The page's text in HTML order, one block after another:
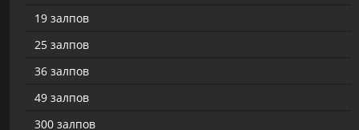
19 залпов
25 залпов
36 залпов
49 залпов
300 залпов